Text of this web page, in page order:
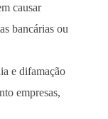
causar
bancárias ou
e difamação
empresas,